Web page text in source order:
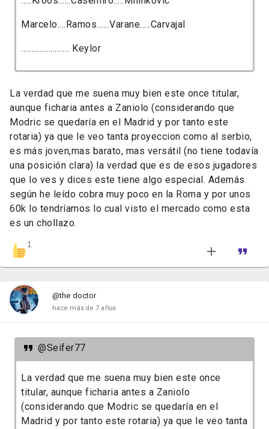
Marcelo....Ramos......Varane.....Carvajal
....................... Keylor
La verdad que me suena muy bien este once titular,
aunque ficharia antes a Zaniolo (considerando que
Modric se quedaría en el Madrid y por tanto este
rotaria) ya que le veo tanta proyeccion como al serbio,
es más joven,mas barato, mas versátil (no tiene todavía
una posición clara) la verdad que es de esos jugadores
que lo ves y dices este tiene algo especial. Además
según he leído cobra muy poco en la Roma y por unos
60k lo tendríamos lo cual visto el mercado como esta
es un chollazo.
1
@the doctor
hace más de 7 años
@Seifer77
La verdad que me suena muy bien este once
titular, aunque ficharia antes a Zaniolo
(considerando que Modric se quedaría en el
Madrid y por tanto este rotaria) ya que le veo tanta